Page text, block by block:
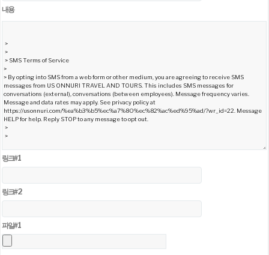
내용
링크 #1
링크 #2
파일 #1